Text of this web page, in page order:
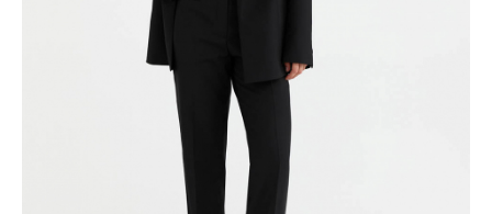
коробкой 40x30x20см. Обычно это не более 8 летних вещей,
или пара лёгких курток, или 1 удлинённый пуховик. Если вы
хотите заказать больше — то наши менеджеры всё посчитают
и разделят ваш заказ на несколько, доставка за каждый заказ
будет оплачиваться отдельно, но всё приедет вместе в один
Курьер предварительно созванивается с вами, чтобы
согласовать детали по доставке заказа.
Вы имеете право открыть заказ до оплаты, проверить
соответствие заказа и качество, а также примерить вещи